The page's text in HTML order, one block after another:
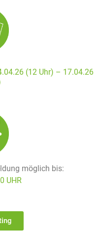
(12 Uhr) – 17.04.26
möglich bis:
UHR